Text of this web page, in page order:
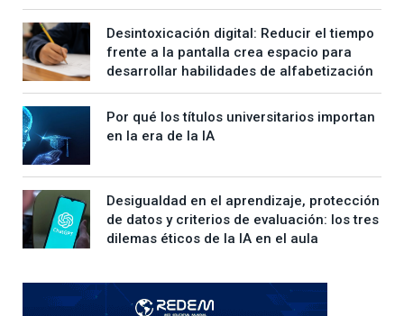
Desintoxicación digital: Reducir el tiempo
frente a la pantalla crea espacio para
desarrollar habilidades de alfabetización
Por qué los títulos universitarios importan
en la era de la IA
Desigualdad en el aprendizaje, protección
de datos y criterios de evaluación: los tres
dilemas éticos de la IA en el aula